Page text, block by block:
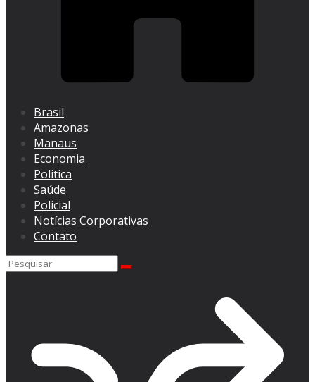
Brasil
Amazonas
Manaus
Economia
Politica
Saúde
Policial
Notícias Corporativas
Contato